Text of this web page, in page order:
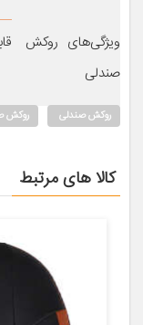
ویژگی‌های روکش
صندلی
روکش صندلی روکش
کالا های مرتبط